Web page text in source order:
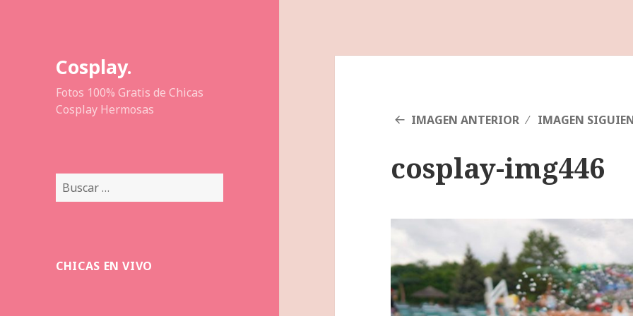
Cosplay.
Fotos 100% Gratis de Chicas
Cosplay Hermosas
Buscar:
CHICAS EN VIVO
IMAGEN ANTERIOR IMAGEN
cosplay-img446